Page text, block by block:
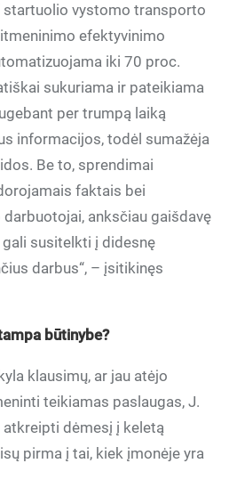
startuolio vystomo transporto
efektyvinimo
iki 70 proc.
sukuriama ir pateikiama
per trumpą laiką
informacijos, todėl sumažėja
Be to, sprendimai
faktais bei
anksčiau gaišdavę
gali susitelkti į didesnę
darbus“, – įsitikinęs
būtinybe?
klausimų, ar jau atėjo
teikiamas paslaugas, J.
dėmesį į keletą
pirma į tai, kiek įmonėje yra